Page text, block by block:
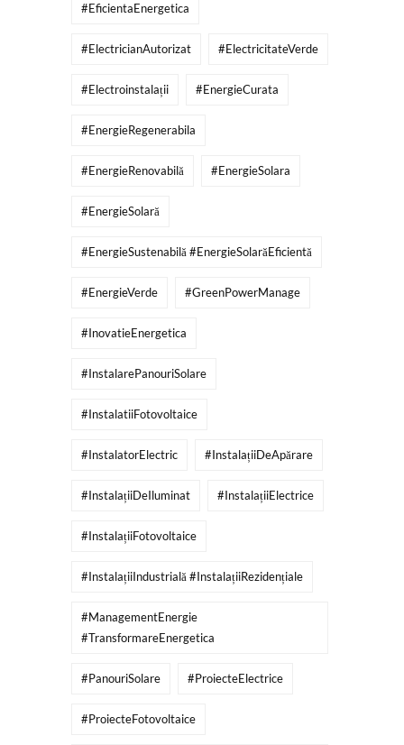
#EficientaEnergetica
#ElectricianAutorizat #ElectricitateVerde
#Electroinstalații #EnergieCurata
#EnergieRegenerabila
#EnergieRenovabilă #EnergieSolara
#EnergieSolară
#EnergieSustenabilă #EnergieSolarăEficientă
#EnergieVerde #GreenPowerManage
#InovatieEnergetica
#InstalarePanouriSolare
#InstalatiiFotovoltaice
#InstalatorElectric #InstalațiiDeApărare
#InstalațiiDeIluminat #InstalațiiElectrice
#InstalațiiFotovoltaice
#InstalațiiIndustrială #InstalațiiRezidențiale
#ManagementEnergie
#TransformareEnergetica
#PanouriSolare #ProiecteElectrice
#ProiecteFotovoltaice